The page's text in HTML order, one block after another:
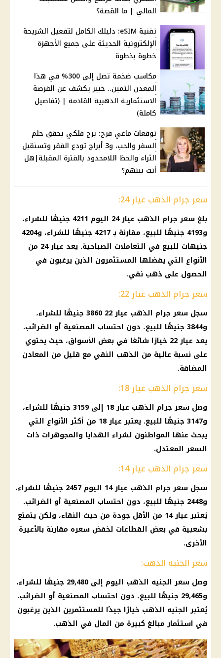
المالي | ما القصة؟
تقنية eSIM: دليلك الكامل لتفعيل الشريحة
الإلكترونية الحديثة على جميع الأجهزة
خطوة بخطوة
مكاسب ضخمة تصل إلى 300% في هذا
المعدن الثمين.. خبير يكشف عن الفرصة
الاستثمارية الذهبية القادمة | (تفاصيل
كاملة)
توقعات ماغي فرح: برج فلكي يحقق حلم
السفر والحب، و3 أبراج تودع الفقر وتستقبل
الثراء والحظ اللامحدود بالفترة المقبلة|هل
أنت بينهم؟
سعر جرام الذهب عيار 24:
بلغ سعر جرام الذهب عيار 24
اليوم 4211 جنيهًا للشراء،
و4193 جنيهًا للبيع، مقارنة بـ 4217 جنيهًا للشراء، و4204
جنيهات للبيع في التعاملات الصباحية. يعد عيار 24
من
الأنواع التي يفضلها المستثمرون الذين يرغبون في
الحصول على ذهب نقي.
سعر جرام الذهب عيار 22:
سجل سعر جرام الذهب
عيار 22 3860 جنيهًا للشراء،
و3844 جنيهًا للبيع، دون احتساب
المصنعية أو الضرائب.
يعد عيار 22 خيارًا شائعًا في بعض
الأسواق، حيث يحتوي
على نسبة عالية من الذهب النقي مع قليل من المعادن
المضافة.
سعر جرام الذهب عيار 18:
وصل سعر جرام الذهب عيار 18
إلى 3159 جنيهًا للشراء،
و3147 جنيهًا للبيع. يعتبر
عيار 18
من أكثر الأنواع التي
يبحث عنها المواطنون لشراء الهدايا والمجوهرات ذات
السعر المعتدل.
سعر جرام الذهب عيار 14:
سجل سعر جرام الذهب عيار 14
اليوم 2457 جنيهًا للشراء،
و2448 جنيهًا للبيع، دون احتساب
المصنعية أو الضرائب.
يُعتبر عيار 14 من الأقل جودة من حيث النقاء، ولكن يتمتع
بشعبية في بعض القطاعات لخفض سعره مقارنة بالأعيرة
الأخرى.
سعر الجنيه الذهب:
وصل سعر الجنيه الذهب
اليوم إلى 29,480 جنيهًا للشراء،
و29,465 جنيهًا للبيع، دون احتساب
المصنعية أو الضرائب.
يُعتبرالجنيه الذهب خيارًا جيدًا للمستثمرين الذين يرغبون
في استثمارمبالغ كبيرة من المال في الذهب.